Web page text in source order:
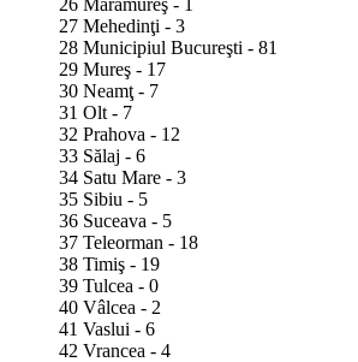
26 Maramureş - 1
27 Mehedinţi - 3
28 Municipiul Bucureşti - 81
29 Mureş - 17
30 Neamţ - 7
31 Olt - 7
32 Prahova - 12
33 Sălaj - 6
34 Satu Mare - 3
35 Sibiu - 5
36 Suceava - 5
37 Teleorman - 18
38 Timiş - 19
39 Tulcea - 0
40 Vâlcea - 2
41 Vaslui - 6
42 Vrancea - 4